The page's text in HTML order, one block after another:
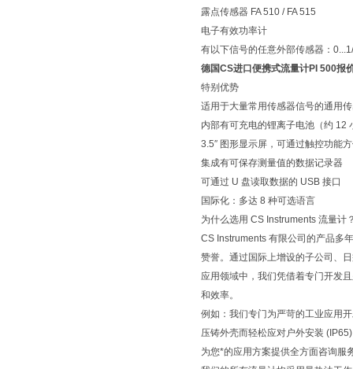
露点传感器 FA 510 / FA 515
电子有效功率计
有以下信号的任意外部传感器：
德国CS进口便携式流量计PI 500报
特别优势
适用于大量常用传感器信号的通用
内部有可充电的锂离子电池（约 12
3.5″ 图形显示屏，可通过触控功能
集成有可保存测量值的数据记录器
可通过 U 盘读取数据的 USB 接口
国际化：多达 8 种可选语言
为什么选用 CS Instruments 流量计
CS Instruments 有限公司的产品多
赞誉。通过国际上增设的子公司、
应用领域中，我们凭借着专门开发
和效率。
例如：我们专门为严苛的工业应用
压铸外壳而轻松应对户外安装
为您*的应用方案提供全方面咨询服